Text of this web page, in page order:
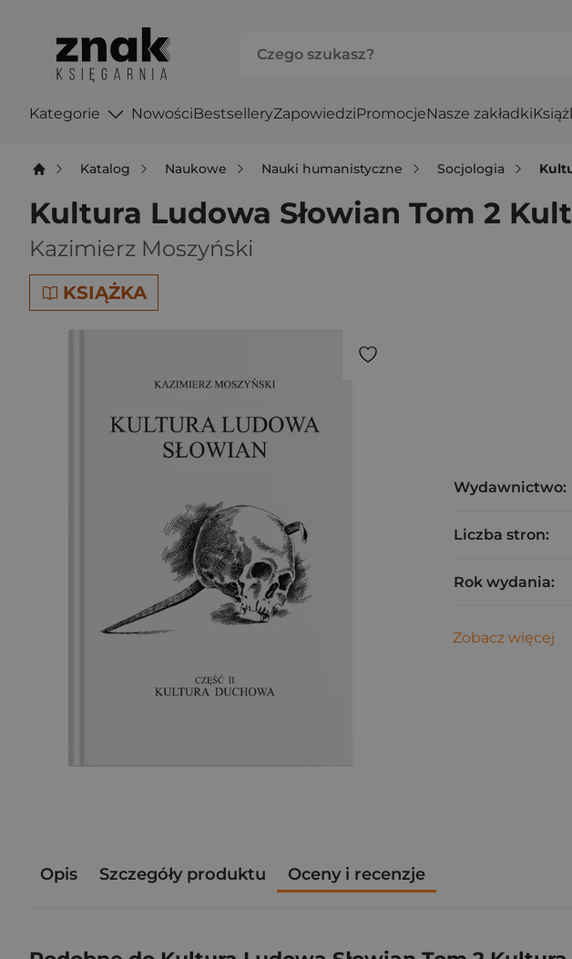
Kategorie NowościBestselleryZapowiedziPromocjeNasze zakładki
Katalog Naukowe Nauki humanistyczne Socjologia
Kultura Ludowa Słowian Tom 2
Kazimierz Moszyński
KSIĄŻKA
Wydawnictwo:
Liczba stron:
Rok wydania:
Zobacz więcej
Opis Szczegóły produktu Oceny i recenzje